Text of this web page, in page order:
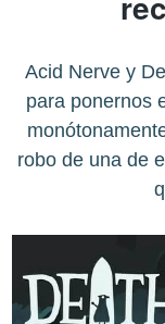
Acid Nerve y
para ponernos
robo de una de